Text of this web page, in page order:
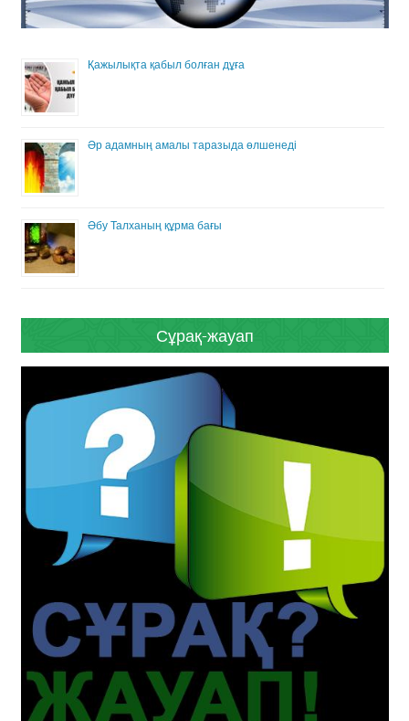
Қажылықта қабыл болған дұға
Әр адамның амалы таразыда өлшенеді
Әбу Талханың құрма бағы
Сұрақ-жауап